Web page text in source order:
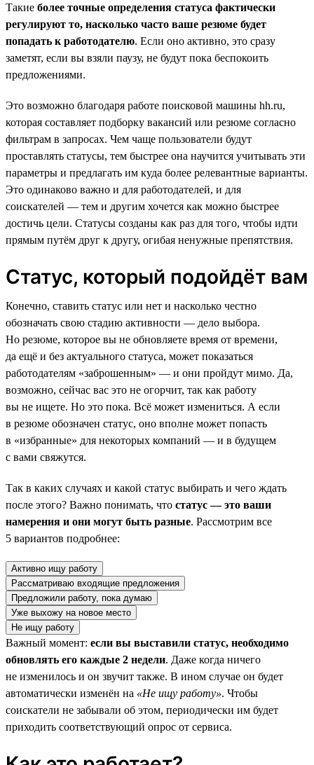
Такие более точные определения статуса фактически
регулируют то, насколько часто ваше резюме будет
попадать к работодателю. Если оно активно, это сразу
заметят, если вы взяли паузу, не будут пока беспокоить
предложениями.
Это возможно благодаря работе поисковой машины hh.ru,
которая составляет подборку вакансий или резюме согласно
фильтрам в запросах. Чем чаще пользователи будут
проставлять статусы, тем быстрее она научится учитывать эти
параметры и предлагать им куда более релевантные варианты.
Это одинаково важно и для работодателей, и для
соискателей — тем и другим хочется как можно быстрее
достичь цели. Статусы созданы как раз для того, чтобы идти
прямым путём друг к другу, огибая ненужные препятствия.
Статус, который подойдёт вам
Конечно, ставить статус или нет и насколько честно
обозначать свою стадию активности — дело выбора.
Но резюме, которое вы не обновляете время от времени,
да ещё и без актуального статуса, может показаться
работодателям «заброшенным» — и они пройдут мимо. Да,
возможно, сейчас вас это не огорчит, так как работу
вы не ищете. Но это пока. Всё может измениться. А если
в резюме обозначен статус, оно вполне может попасть
в «избранные» для некоторых компаний — и в будущем
с вами свяжутся.
Так в каких случаях и какой статус выбирать и чего ждать
после этого? Важно понимать, что статус — это ваши
намерения и они могут быть разные. Рассмотрим все
5 вариантов подробнее:
Активно ищу работу
Рассматриваю входящие предложения
Предложили работу, пока думаю
Уже выхожу на новое место
Не ищу работу
Важный момент: если вы выставили статус, необходимо
обновлять его каждые 2 недели. Даже когда ничего
не изменилось и он звучит также. В ином случае он будет
автоматически изменён на «Не ищу работу». Чтобы
соискатели не забывали об этом, периодически им будет
приходить соответствующий опрос от сервиса.